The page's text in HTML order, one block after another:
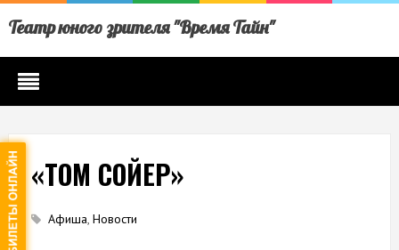
Театр юного зрителя "Время Тайн"
«ТОМ СОЙЕР»
Афиша, Новости